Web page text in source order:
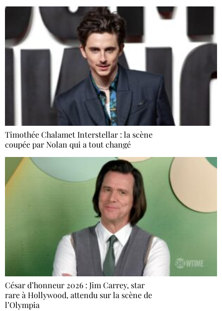
Timothée Chalamet Interstellar : la scène
coupée par Nolan qui a tout changé
César d’honneur 2026 : Jim Carrey, star
rare à Hollywood, attendu sur la scène de
l’Olympia